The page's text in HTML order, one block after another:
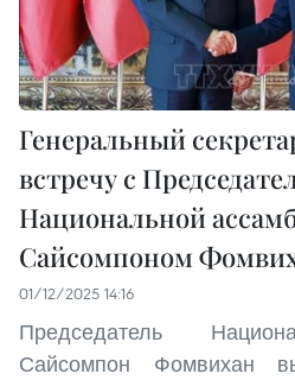
Генеральный
встречу с
Национальной
Сайсомпоном
01/12/2025 14:16
Председатель
Сайсомпон Фомвихан